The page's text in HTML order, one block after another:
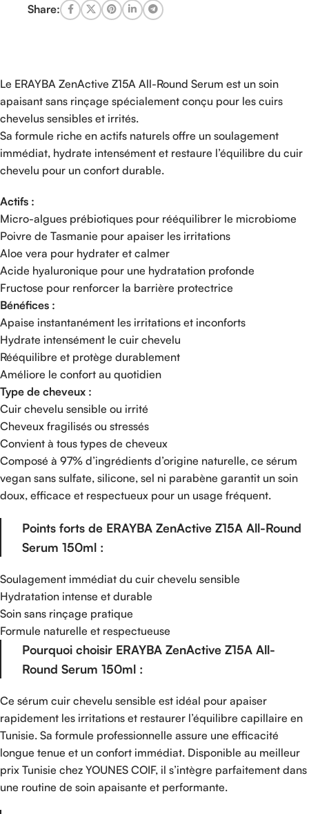
Share:
Le ERAYBA ZenActive Z15A All-Round Serum est un soin
apaisant sans rinçage spécialement conçu pour les cuirs
chevelus sensibles et irrités.
Sa formule riche en actifs naturels offre un soulagement
immédiat, hydrate intensément et restaure l’équilibre du cuir
chevelu pour un confort durable.
Actifs :
Micro-algues prébiotiques pour rééquilibrer le microbiome
Poivre de Tasmanie pour apaiser les irritations
Aloe vera pour hydrater et calmer
Acide hyaluronique pour une hydratation profonde
Fructose pour renforcer la barrière protectrice
Bénéfices :
Apaise instantanément les irritations et inconforts
Hydrate intensément le cuir chevelu
Rééquilibre et protège durablement
Améliore le confort au quotidien
Type de cheveux :
Cuir chevelu sensible ou irrité
Cheveux fragilisés ou stressés
Convient à tous types de cheveux
Composé à 97% d’ingrédients d’origine naturelle, ce sérum
vegan sans sulfate, silicone, sel ni parabène garantit un soin
doux, efficace et respectueux pour un usage fréquent.
Points forts de ERAYBA ZenActive Z15A All-Round
Serum 150ml :
Soulagement immédiat du cuir chevelu sensible
Hydratation intense et durable
Soin sans rinçage pratique
Formule naturelle et respectueuse
Pourquoi choisir ERAYBA ZenActive Z15A All-
Round Serum 150ml :
Ce sérum cuir chevelu sensible est idéal pour apaiser
rapidement les irritations et restaurer l’équilibre capillaire en
Tunisie. Sa formule professionnelle assure une efficacité
longue tenue et un confort immédiat. Disponible au meilleur
prix Tunisie chez YOUNES COIF, il s’intègre parfaitement dans
une routine de soin apaisante et performante.